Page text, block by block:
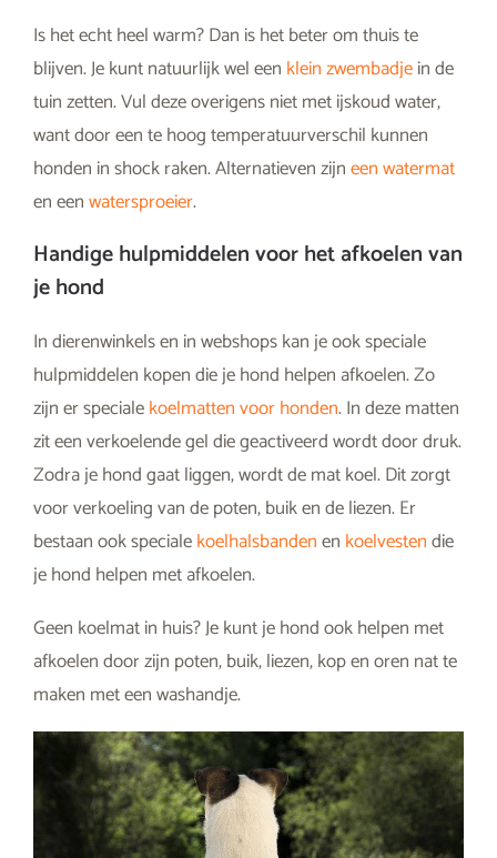
Is het echt heel warm? Dan is het beter om thuis te
blijven. Je kunt natuurlijk wel een klein zwembadjein de
tuin zetten. Vul deze overigens niet met ijskoud water,
want door een te hoog temperatuurverschil kunnen
honden in shock raken. Alternatieven zijneen watermat
en eenwatersproeier.
Handige hulpmiddelen voor het afkoelen van
je hond
In dierenwinkels en in webshops kan je ook speciale
hulpmiddelen kopen die je hond helpen afkoelen. Zo
zijn er specialekoelmatten voor honden. In deze matten
zit een verkoelende gel die geactiveerd wordt door druk.
Zodra je hond gaat liggen, wordt de mat koel. Dit zorgt
voor verkoeling van de poten, buik en de liezen. Er
bestaan ook specialekoelhalsbandenen koelvestendie
je hond helpen met afkoelen.
Geen koelmat in huis? Je kunt je hond ook helpen met
afkoelen door zijn poten, buik, liezen, kop en oren nat te
maken met een washandje.